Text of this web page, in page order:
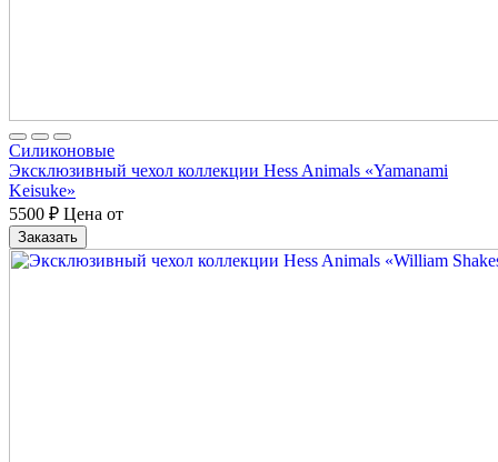
Cиликоновые
Эксклюзивный чехол коллекции Hess Animals «Yamanami
Keisuke»
5500 ₽ Цена от
Заказать